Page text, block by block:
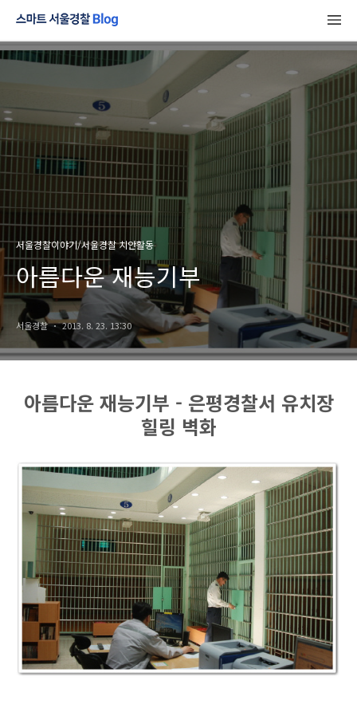
서울경찰이야기/서울경찰 치안활동
아름다운 재능기부
서울경찰 2013. 8. 23. 13:30
아름다운 재능기부 - 은평경찰서 유치장
힐링 벽화